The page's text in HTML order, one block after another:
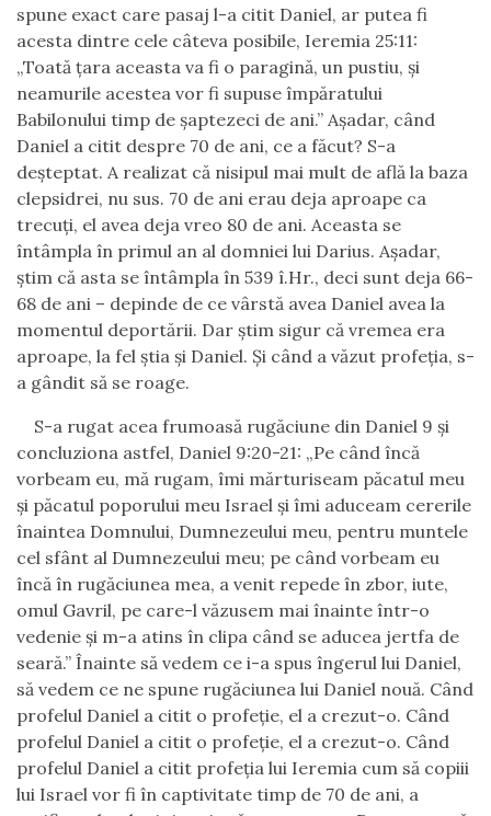
spune exact care pasaj l-a citit Daniel, ar putea fi
acesta dintre cele câteva posibile, Ieremia 25:11:
„Toată ţara aceasta va fi o paragină, un pustiu, şi
neamurile acestea vor fi supuse împăratului
Babilonului timp de şaptezeci de ani.” Așadar, când
Daniel a citit despre 70 de ani, ce a făcut? S-a
deșteptat. A realizat că nisipul mai mult de află la baza
clepsidrei, nu sus. 70 de ani erau deja aproape ca
trecuți, el avea deja vreo 80 de ani. Aceasta se
întâmpla în primul an al domniei lui Darius. Așadar,
știm că asta se întâmpla în 539 î.Hr., deci sunt deja 66-
68 de ani – depinde de ce vârstă avea Daniel avea la
momentul deportării. Dar știm sigur că vremea era
aproape, la fel știa și Daniel. Și când a văzut profeția, s-
a gândit să se roage.
S-a rugat acea frumoasă rugăciune din Daniel 9 și
concluziona astfel, Daniel 9:20-21: „Pe când încă
vorbeam eu, mă rugam, îmi mărturiseam păcatul meu
şi păcatul poporului meu Israel şi îmi aduceam cererile
înaintea Domnului, Dumnezeului meu, pentru muntele
cel sfânt al Dumnezeului meu; pe când vorbeam eu
încă în rugăciunea mea, a venit repede în zbor, iute,
omul Gavril, pe care-l văzusem mai înainte într-o
vedenie şi m-a atins în clipa când se aducea jertfa de
seară.” Înainte să vedem ce i-a spus îngerul lui Daniel,
să vedem ce ne spune rugăciunea lui Daniel nouă. Când
profelul Daniel a citit o profeție, el a crezut-o. Când
profelul Daniel a citit o profeție, el a crezut-o. Când
profelul Daniel a citit profeția lui Ieremia cum să copiii
lui Israel vor fi în captivitate timp de 70 de ani, a